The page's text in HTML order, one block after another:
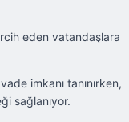
eden vatandaşlara
imkanı tanınırken,
sağlanıyor.